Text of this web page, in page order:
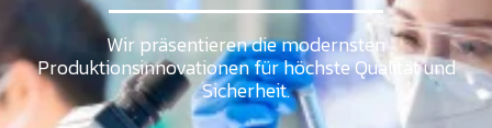
Wir präsentieren die modernsten
Produktionsinnovationen für höchste Qualität und
Sicherheit.